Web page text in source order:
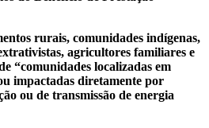
rurais, comunidades indígenas,
agricultores familiares e
“comunidades localizadas em
impactadas diretamente por
ou de transmissão de energia